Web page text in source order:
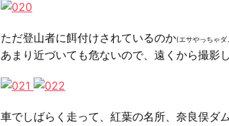
ただ登山者に餌付けされているのか(エサやっちゃダ
あまり近づいても危ないので、遠くから撮影
車でしばらく走って、紅葉の名所、奈良俣ダム